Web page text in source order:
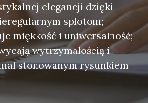
elegancji dzięki
splotom;
miękkość i uniwersalność;
wytrzymałością i
stonowanym rysunkiem